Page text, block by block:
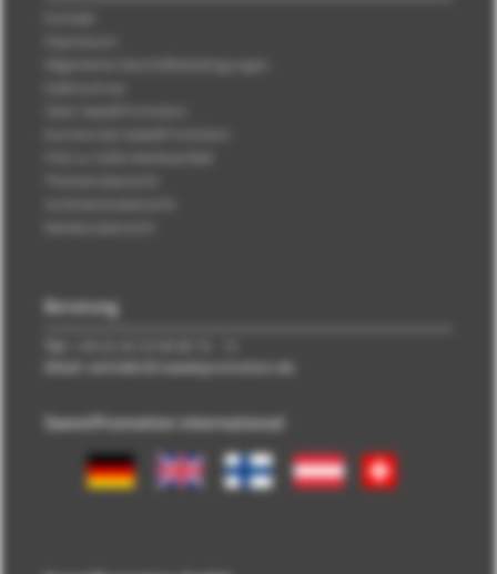
Beratung
EMail: vertrieb\@\sweetpromotion.de
SweetPromotion international